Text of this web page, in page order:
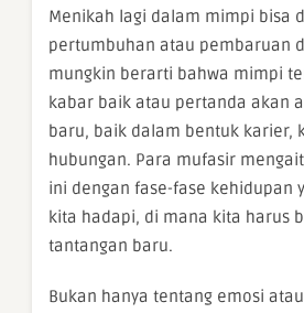
Menikah lagi dalam mimpi bisa
pertumbuhan atau pembaruan
mungkin berarti bahwa mimpi
kabar baik atau pertanda akan
baru, baik dalam bentuk karier,
hubungan. Para mufasir
ini dengan fase-fase kehidupan
kita hadapi, di mana kita harus
tantangan baru.
Bukan hanya tentang emosi